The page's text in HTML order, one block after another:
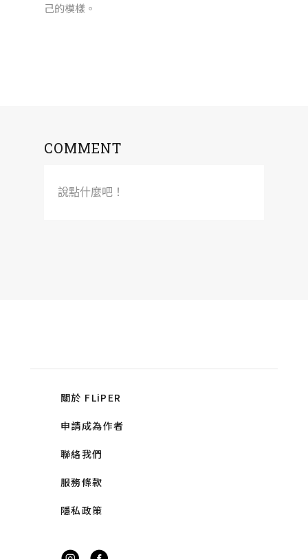
己的模樣。
COMMENT
說點什麼吧！
關於 FLiPER
申請成為作者
聯絡我們
服務條款
隱私政策